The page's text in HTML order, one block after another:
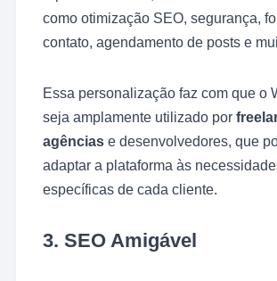
como otimização SEO, segurança,
contato, agendamento de posts e
Essa personalização faz com que o
seja amplamente utilizado por
agências e desenvolvedores, que
adaptar a plataforma às
específicas de cada cliente.
3.SEO Amigável